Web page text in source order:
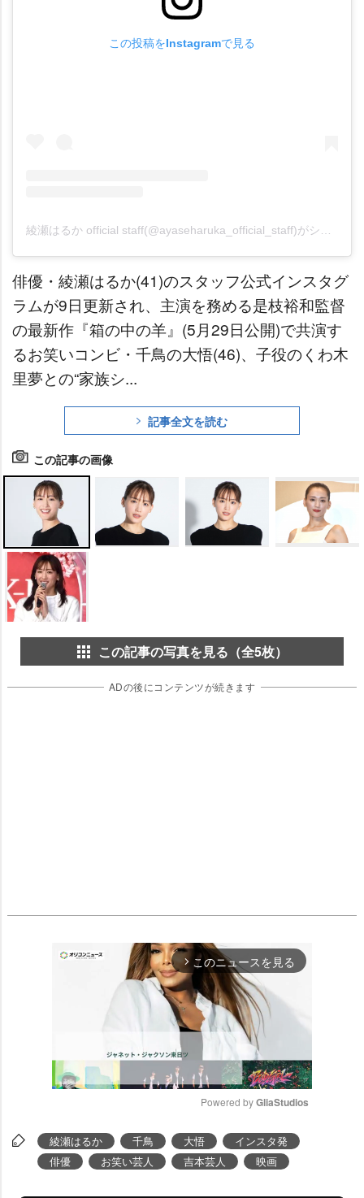
この投稿をInstagramで見る
綾瀬はるか official staff(@ayaseharuka_official_staff)がシェアした投稿
俳優・綾瀬はるか(41)のスタッフ公式インスタグ
ラムが9日更新され、主演を務める是枝裕和監督
の最新作『箱の中の羊』(5月29日公開)で共演す
るお笑いコンビ・千鳥の大悟(46)、子役のくわ木
里夢との“家族シ...
記事全文を読む
この記事の画像
この記事の写真を見る（全5枚）
ADの後にコンテンツが続きます
arrow_forward_ios このニュースを見る
M
u
t
Powered by GliaStudios
綾瀬はるか 千鳥 大悟
インスタ発
俳優
お笑い芸人 吉本芸人 映画